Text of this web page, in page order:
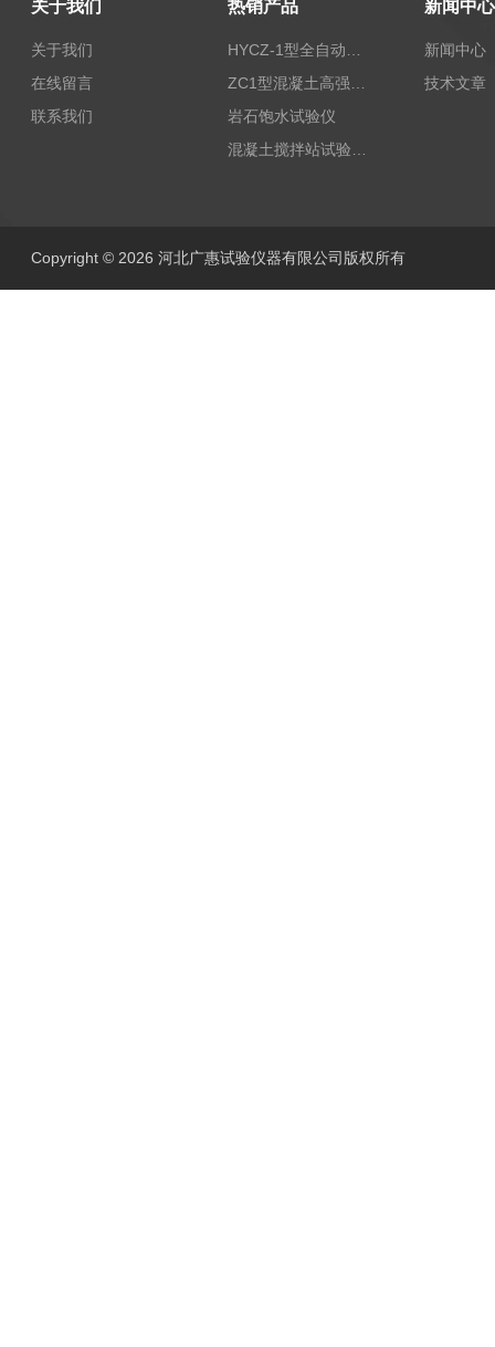
关于我们
关于我们
在线留言
联系我们
热销产品
岩石饱水试验仪
新闻中心
新闻中心
技术文章
Copyright © 2026 河北广惠试验仪器有限公司版权所有